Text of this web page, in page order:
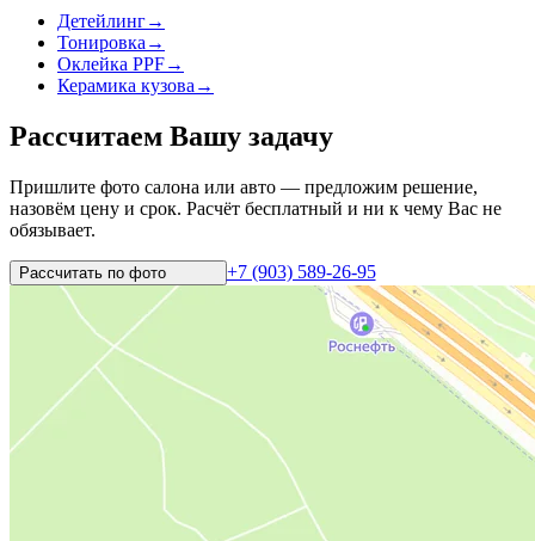
Детейлинг→
Тонировка →
Оклейка PPF→
Керамика кузова →
Рассчитаем Вашу задачу
Пришлите фото салона или авто — предложим решение,
назовём цену и срок. Расчёт бесплатный и ни к чему Вас не
обязывает.
Рассчитать по фото +7 (903) 589-26-95